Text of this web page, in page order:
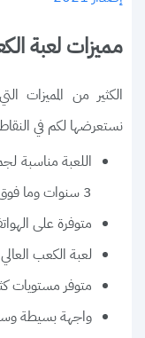
مميزات لعبة الكعب
الكثير من المميزات
نستعرضها لكم في النقاط
اللعبة مناسبة
3 سنوات وما فوق.
متوفرة على
لعبة الكعب
متوفر مستويات
واجهة بسيطة